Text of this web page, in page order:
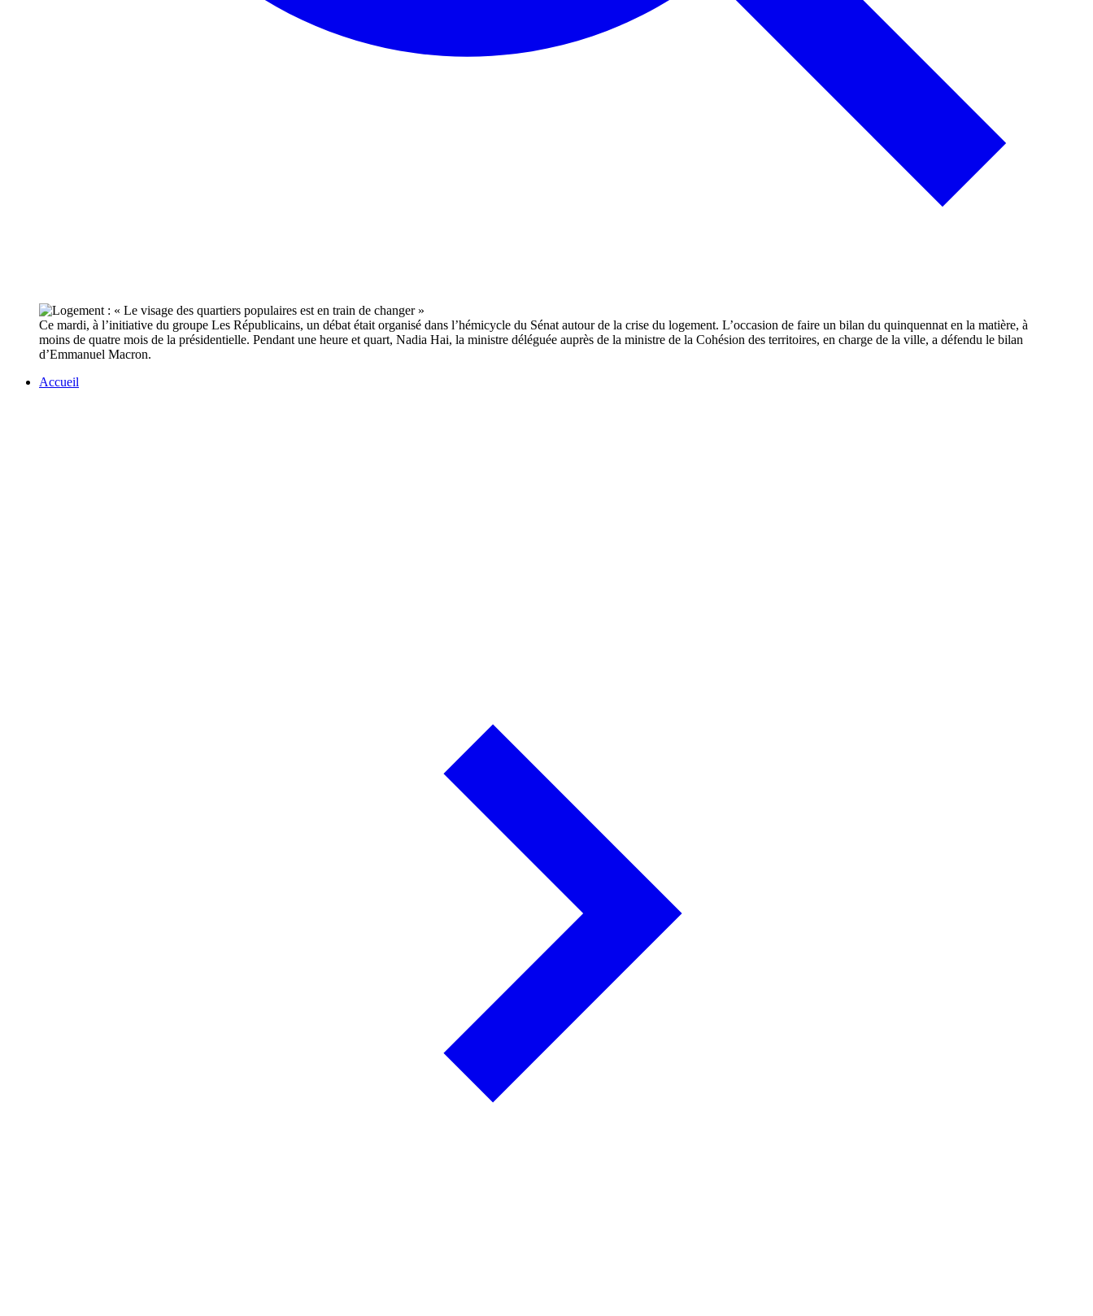
Ce mardi, à l’initiative du groupe Les Républicains, un débat était organisé dans l’hémicycle du Sénat autour de la crise du logement. L’occasion de faire un bilan du quinquennat en la matière, à
moins de quatre mois de la présidentielle. Pendant une heure et quart, Nadia Hai, la ministre déléguée auprès de la ministre de la Cohésion des territoires, en charge de la ville, a défendu le bilan
d’Emmanuel Macron.
Accueil